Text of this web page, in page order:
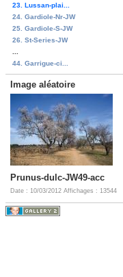
23. Lussan-plai...
24. Gardiole-Nr-JW
25. Gardiole-S-JW
26. St-Series-JW
44. Garrigue-ci...
Image aléatoire
Prunus-dulc-JW49-acc
Date : 10/03/2012 Affichages : 13544